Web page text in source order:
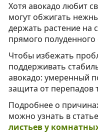
Хотя авокадо любит
могут обжигать
держать растение на
прямого полуденного
Чтобы избежать
поддерживать
авокадо: умеренный
защита от перепадов
Подробнее о
можно узнать в статье
листьев у